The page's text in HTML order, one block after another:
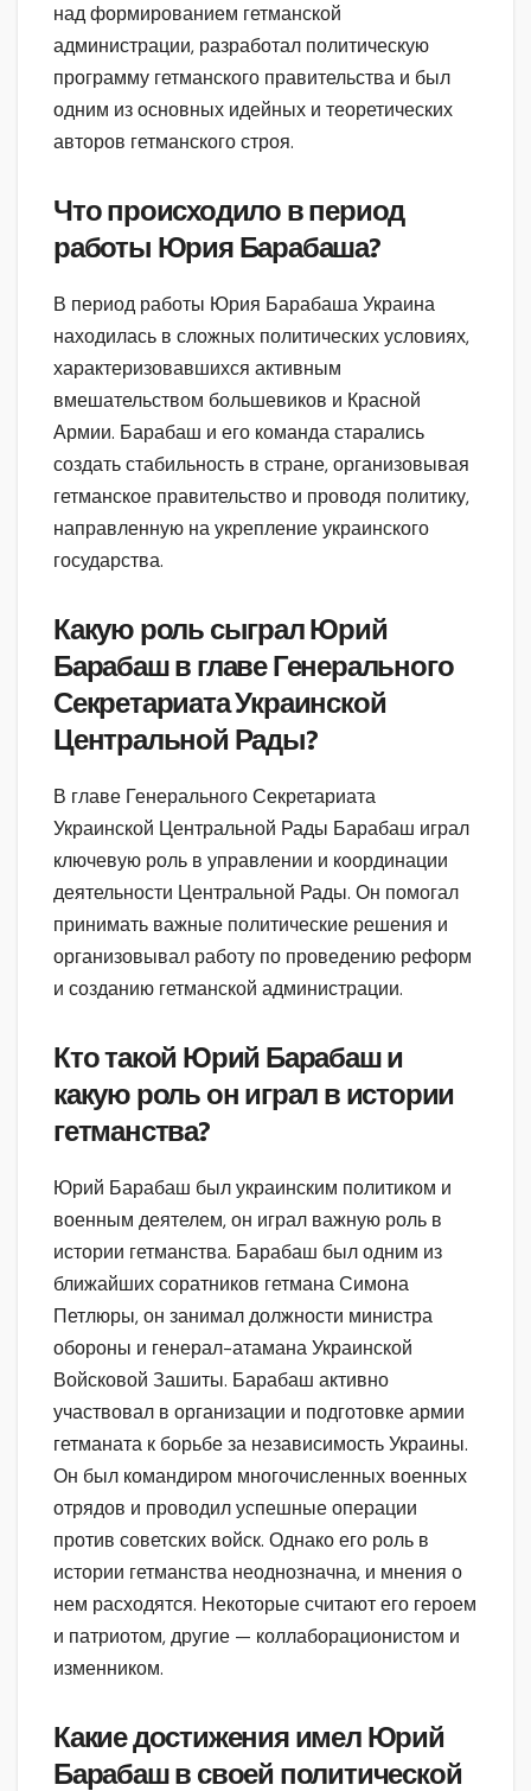
над формированием гетманской
администрации, разработал политическую
программу гетманского правительства и был
одним из основных идейных и теоретических
авторов гетманского строя.
Что происходило в период
работы Юрия Барабаша?
В период работы Юрия Барабаша Украина
находилась в сложных политических условиях,
характеризовавшихся активным
вмешательством большевиков и Красной
Армии. Барабаш и его команда старались
создать стабильность в стране, организовывая
гетманское правительство и проводя политику,
направленную на укрепление украинского
государства.
Какую роль сыграл Юрий
Барабаш в главе Генерального
Секретариата Украинской
Центральной Рады?
В главе Генерального Секретариата
Украинской Центральной Рады Барабаш играл
ключевую роль в управлении и координации
деятельности Центральной Рады. Он помогал
принимать важные политические решения и
организовывал работу по проведению реформ
и созданию гетманской администрации.
Кто такой Юрий Барабаш и
какую роль он играл в истории
гетманства?
Юрий Барабаш был украинским политиком и
военным деятелем, он играл важную роль в
истории гетманства. Барабаш был одним из
ближайших соратников гетмана Симона
Петлюры, он занимал должности министра
обороны и генерал-атамана Украинской
Войсковой Зашиты. Барабаш активно
участвовал в организации и подготовке армии
гетманата к борьбе за независимость Украины.
Он был командиром многочисленных военных
отрядов и проводил успешные операции
против советских войск. Однако его роль в
истории гетманства неоднозначна, и мнения о
нем расходятся. Некоторые считают его героем
и патриотом, другие — коллаборационистом и
изменником.
Какие достижения имел Юрий
Барабаш в своей политической